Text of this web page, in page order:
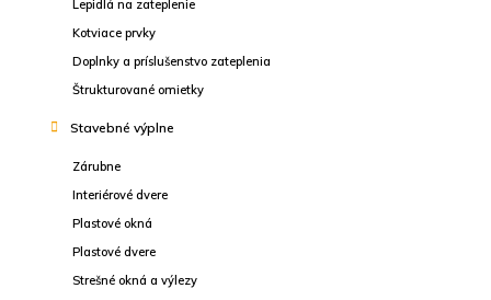
Lepidlá na zateplenie
Kotviace prvky
Doplnky a príslušenstvo zateplenia
Štrukturované omietky
Stavebné výplne
Zárubne
Interiérové dvere
Plastové okná
Plastové dvere
Strešné okná a výlezy